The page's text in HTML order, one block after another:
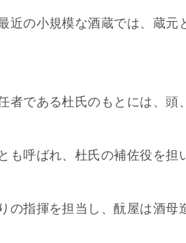
近の小規模な酒蔵では、蔵
者である杜氏のもとには、頭
も呼ばれ、杜氏の補佐役を担
の指揮を担当し、酛屋は酒母